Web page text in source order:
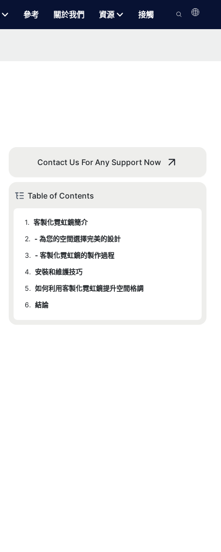
參考 關於我們 資源 接觸
Contact Us For Any Support Now
Table of Contents
1. 客製化霓虹鏡簡介
2. - 為您的空間選擇完美的設計
3. - 客製化霓虹鏡的製作過程
4. 安裝和維護技巧
5. 如何利用客製化霓虹鏡提升空間格調
6. 結論